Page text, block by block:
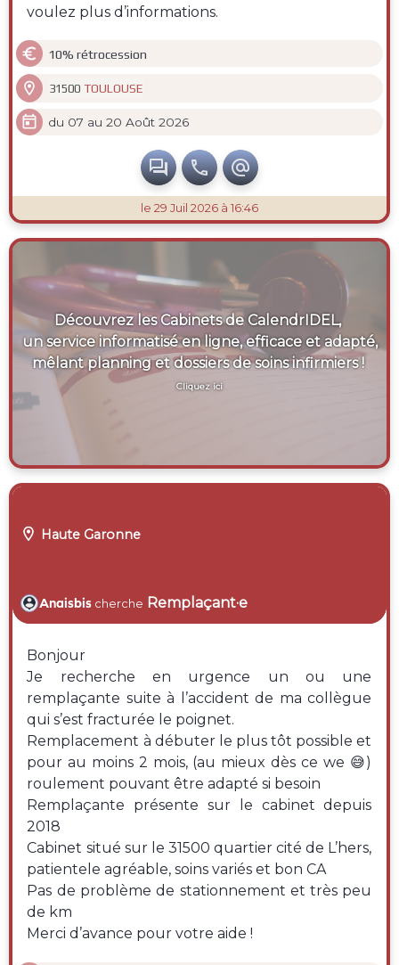
voulez plus d’informations.
 10% rétrocession
 31500 TOULOUSE
 du 07 au 20 Août 2026
  
le 29 Juil 2026 à 16:46
Découvrez les Cabinets de CalendrIDEL,
un service informatisé en ligne, efficace et adapté,
mêlant planning et dossiers de soins infirmiers !
Cliquez ici
 Haute Garonne
Anaisbis cherche Remplaçant·e
Bonjour
Je recherche en urgence un ou une
remplaçante suite à l’accident de ma collègue
qui s’est fracturée le poignet.
Remplacement à débuter le plus tôt possible et
pour au moins 2 mois, (au mieux dès ce we 😅)
roulement pouvant être adapté si besoin
Remplaçante présente sur le cabinet depuis
2018
Cabinet situé sur le 31500 quartier cité de L’hers,
patientele agréable, soins variés et bon CA
Pas de problème de stationnement et très peu
de km
Merci d’avance pour votre aide !